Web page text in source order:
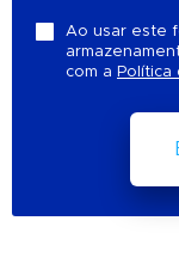
Ao usar este
com a Política